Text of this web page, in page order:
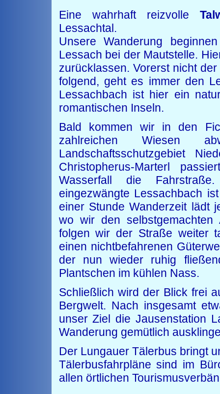
Eine wahrhaft reizvolle
Lessachtal.
Unsere Wanderung
Lessach bei der Mautstelle.
zurücklassen. Vorerst nicht
folgend, geht es immer den
Lessachbach ist hier ein
romantischen Inseln.
Bald kommen wir in den
zahlreichen Wiesen
Landschaftsschutzgebiet
Christopherus-Marterl
Wasserfall die
eingezwängte Lessachbach
einer Stunde Wanderzeit lädt
wo wir den selbstgemachten
folgen wir der Straße weiter
einen nichtbefahrenen
der nun wieder ruhig
Plantschen im kühlen Nass.
Schließlich wird der Blick frei
Bergwelt. Nach insgesamt
unser Ziel die Jausenstation
Wanderung gemütlich
Der Lungauer Tälerbus bringt
Tälerbusfahrpläne sind im
allen örtlichen